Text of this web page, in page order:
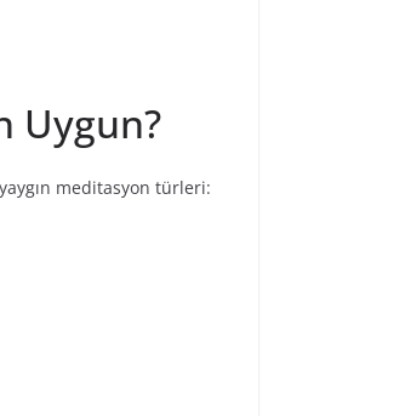
Uygun?
meditasyon türleri: